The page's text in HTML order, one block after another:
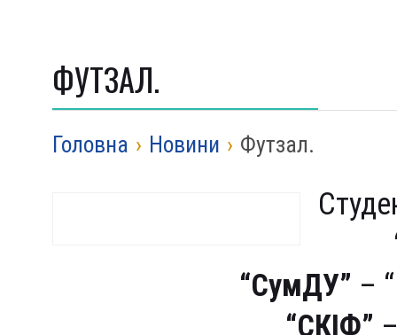
ФУТЗАЛ.
Головна › Новини › Футзал.
“СумДУ” –
“СКІФ”